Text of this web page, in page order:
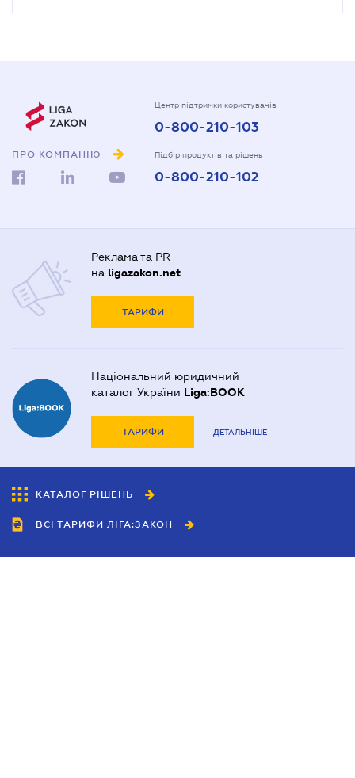
ПРО КОМПАНІЮ
Центр підтримки користувачів
0-800-210-103
Підбір продуктів та рішень
0-800-210-102
Реклама та PR
на ligazakon.net
ТАРИФИ
Національний юридичний
каталог України Liga:BOOK
ТАРИФИ ДЕТАЛЬНІШЕ
КАТАЛОГ РІШЕНЬ
ВСІ ТАРИФИ ЛІГА:ЗАКОН